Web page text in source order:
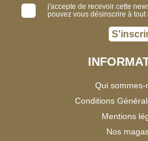
j'accepte de recevoir cette
pouvez vous désinscrire à tout
Qui sommes-
Conditions
Mentions
Nos